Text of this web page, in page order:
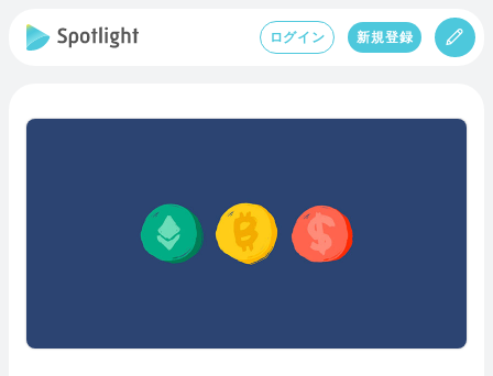
ログイン 新規登録